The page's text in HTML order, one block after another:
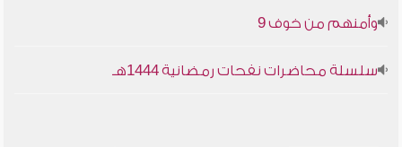
وأمنهم من خوف 9
سلسلة محاضرات نفحات رمضانية 1444هـ